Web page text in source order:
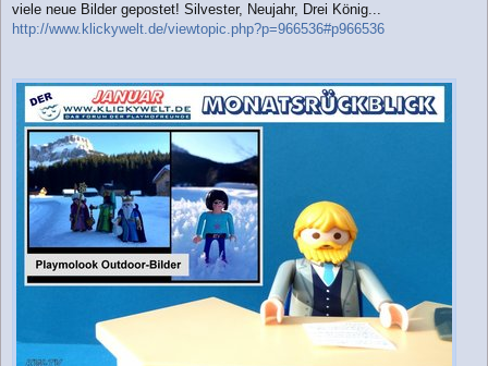
viele neue Bilder gepostet! Silvester, Neujahr, Drei König...
http://www.klickywelt.de/viewtopic.php?p=966536#p966536